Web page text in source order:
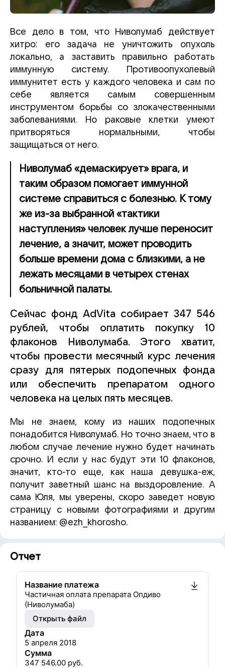
Все дело в том, что Ниволумаб действует
хитро: его задача не уничтожить опухоль
локально, а заставить правильно работать
иммунную систему. Противоопухолевый
иммунитет есть у каждого человека и сам по
себе является самым совершенным
инструментом борьбы со злокачественными
заболеваниями. Но раковые клетки умеют
притворяться нормальными, чтобы
защищаться от него.
Ниволумаб «демаскирует» врага, и
таким образом помогает иммунной
системе справиться с болезнью. К тому
же из-за выбранной «тактики
наступления» человек лучше переносит
лечение, а значит, может проводить
больше времени дома с близкими, а не
лежать месяцами в четырех стенах
больничной палаты.
Сейчас фонд AdVita собирает 347 546
рублей, чтобы оплатить покупку 10
флаконов Ниволумаба.
Этого хватит,
чтобы провести месячный курс лечения
сразу для пятерых подопечных фонда
или обеспечить препаратом одного
человека на целых пять месяцев.
Мы не знаем, кому из наших подопечных
понадобится Ниволумаб. Но точно знаем, что в
любом случае лечение нужно будет начинать
срочно. И если у нас будут эти 10 флаконов,
значит, кто-то еще, как наша девушка-еж,
получит заветный шанс на выздоровление. А
сама Юля, мы уверены, скоро заведет новую
страницу с новыми фотографиями и другим
названием: @ezh_khorosho.
Отчет
Название платежа
Частичная оплата препарата Опдиво
(Ниволумаба)
Открыть файл
Дата
5 апреля 2018
Сумма
347 546.00 руб.